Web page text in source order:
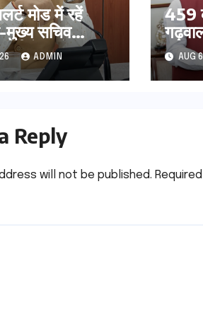
मोड में रहें
मुख्य सचिव
से मुख्य
विस्तृत समीक्षा
को शीघ्र
ADMIN
459
सिंह
AUG
Reply
will not be published.